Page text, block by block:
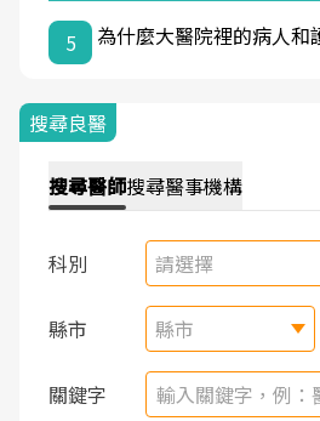
5 為什麼大醫院裡的病人和
搜尋良醫
搜尋醫師搜尋醫事機構
科別 請選擇
縣市 縣市
關鍵字